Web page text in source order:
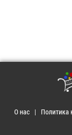
О нас Политика